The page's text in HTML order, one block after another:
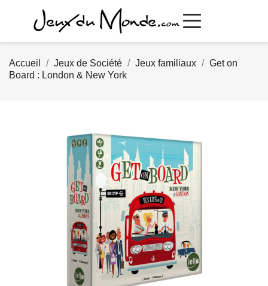
Accueil Jeux de Société Jeux familiaux
Get on
Board : London & New York